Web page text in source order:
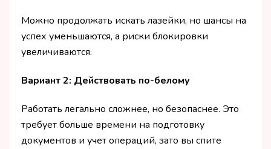
Можно продолжать искать лазейки, но шансы на
успех уменьшаются, а риски блокировки
увеличиваются.
Вариант 2: Действовать по-белому
Работать легально сложнее, но безопаснее. Это
требует больше времени на подготовку
документов и учет операций, зато вы спите